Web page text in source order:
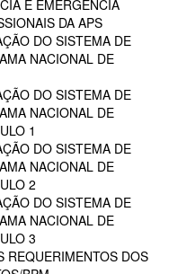
E EMERGÊNCIA
DA APS
DO SISTEMA DE
NACIONAL DE
DO SISTEMA DE
NACIONAL DE
1
DO SISTEMA DE
NACIONAL DE
2
DO SISTEMA DE
NACIONAL DE
3
REQUERIMENTOS DOS